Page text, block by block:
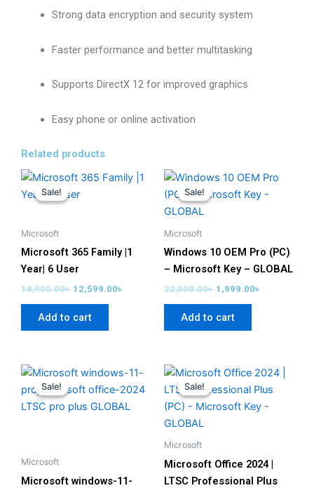
Strong data encryption and security system
Faster performance and better multitasking
Supports DirectX 12 for improved graphics
Easy phone or online activation
Related products
Sale!
Sale!
Microsoft
Microsoft 365 Family |1
Year| 6 User
18,900.00৳
Original
was:
12,599.00৳
Current
price
12,599.00৳ .
Add to cart
Sale!
Sale!
Microsoft
Windows 10 OEM Pro (PC)
– Microsoft Key – GLOBAL
22,000.00৳
Original
was:
1,999.00৳
Current
is:
Add to cart
Sale!
Sale!
Microsoft
Microsoft windows-11-
Original
was:
32,000.00৳ .
Current
is:
5,499.00৳ .
Sale!
Sale!
Microsoft
Microsoft Office 2024 |
LTSC Professional Plus
Original
was:
58,280.00৳ .
Current
price
is:
2,699.00৳ .